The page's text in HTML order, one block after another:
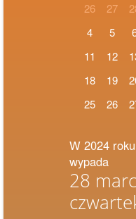
26
27
4
5
11
12
18
19
25
26
W 2024
wypada
28